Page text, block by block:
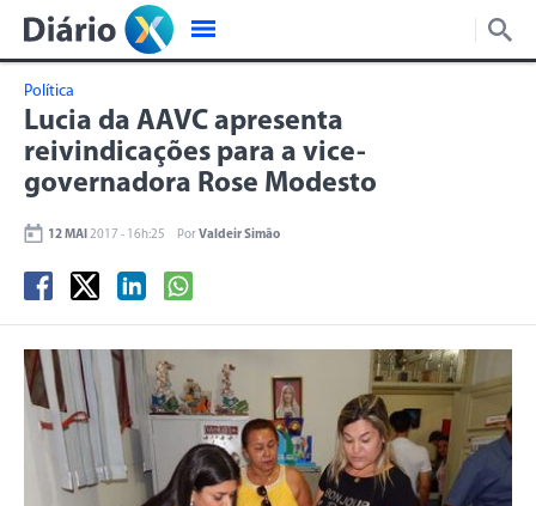
Política
Lucia da AAVC apresenta
reivindicações para a vice-
governadora Rose Modesto
12 MAI 2017 - 16h:25 PorValdeir Simão